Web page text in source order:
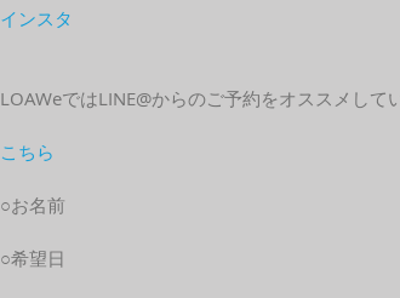
インスタ
LOAWeではLINE@からのご予約をオススメして
こちら
○お名前
○希望日